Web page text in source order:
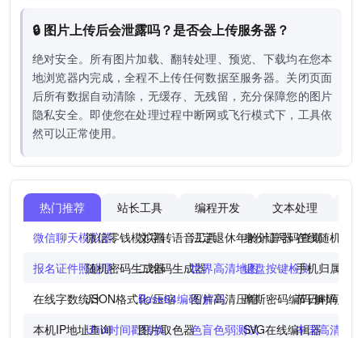
🔒 图片上传后会泄露吗？是否会上传服务器？
绝对安全。所有图片加载、翻转处理、预览、下载均在您本
地浏览器内完成，全程不上传任何数据至服务器。关闭页面
后所有数据自动清除，无缓存、无残留，充分保障您的图片
隐私安全。即使您在处理过程中断网或飞行模式下，工具依
然可以正常使用。
热门推荐 站长工具 编程开发 文本处理
微信聊天模拟器微信零钱模拟器文字转语音工具法定退休年龄计算器
身份证号码查询在线随机点
报名证件照处理随机密码生成器二维码生成器世界高清地图键盘按键检测手机归属地
在线字数统计JSON格式化/压缩Base64编码/解码图片高清压缩摩斯密码编码/解码
节日时间倒
本机IP地址查询Unix时间戳转换图片取色器色盲色弱测试SVG在线编辑器中国高清地